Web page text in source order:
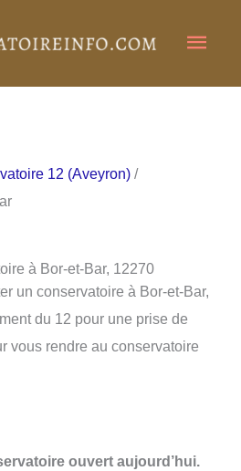
12 (Aveyron) /
à Bor-et-Bar, 12270
un conservatoire à Bor-et-Bar,
du 12 pour une prise de
vous rendre au conservatoire
ouvert aujourd’hui.